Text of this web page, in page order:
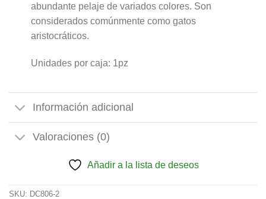
abundante pelaje de variados colores. Son
considerados comúnmente como gatos
aristocráticos.
Unidades por caja: 1pz
Información adicional
Valoraciones (0)
Añadir a la lista de deseos
SKU: DC806-2